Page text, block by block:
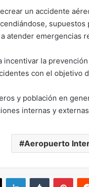
un accidente
atender emergencias
incentivar la
con el objetivo
y población en
internas y
Aeropuerto
X LinkedInTumblr